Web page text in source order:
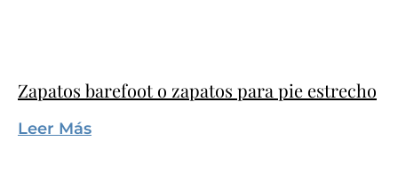
Zapatos barefoot o zapatos para pie estrecho
Leer Más